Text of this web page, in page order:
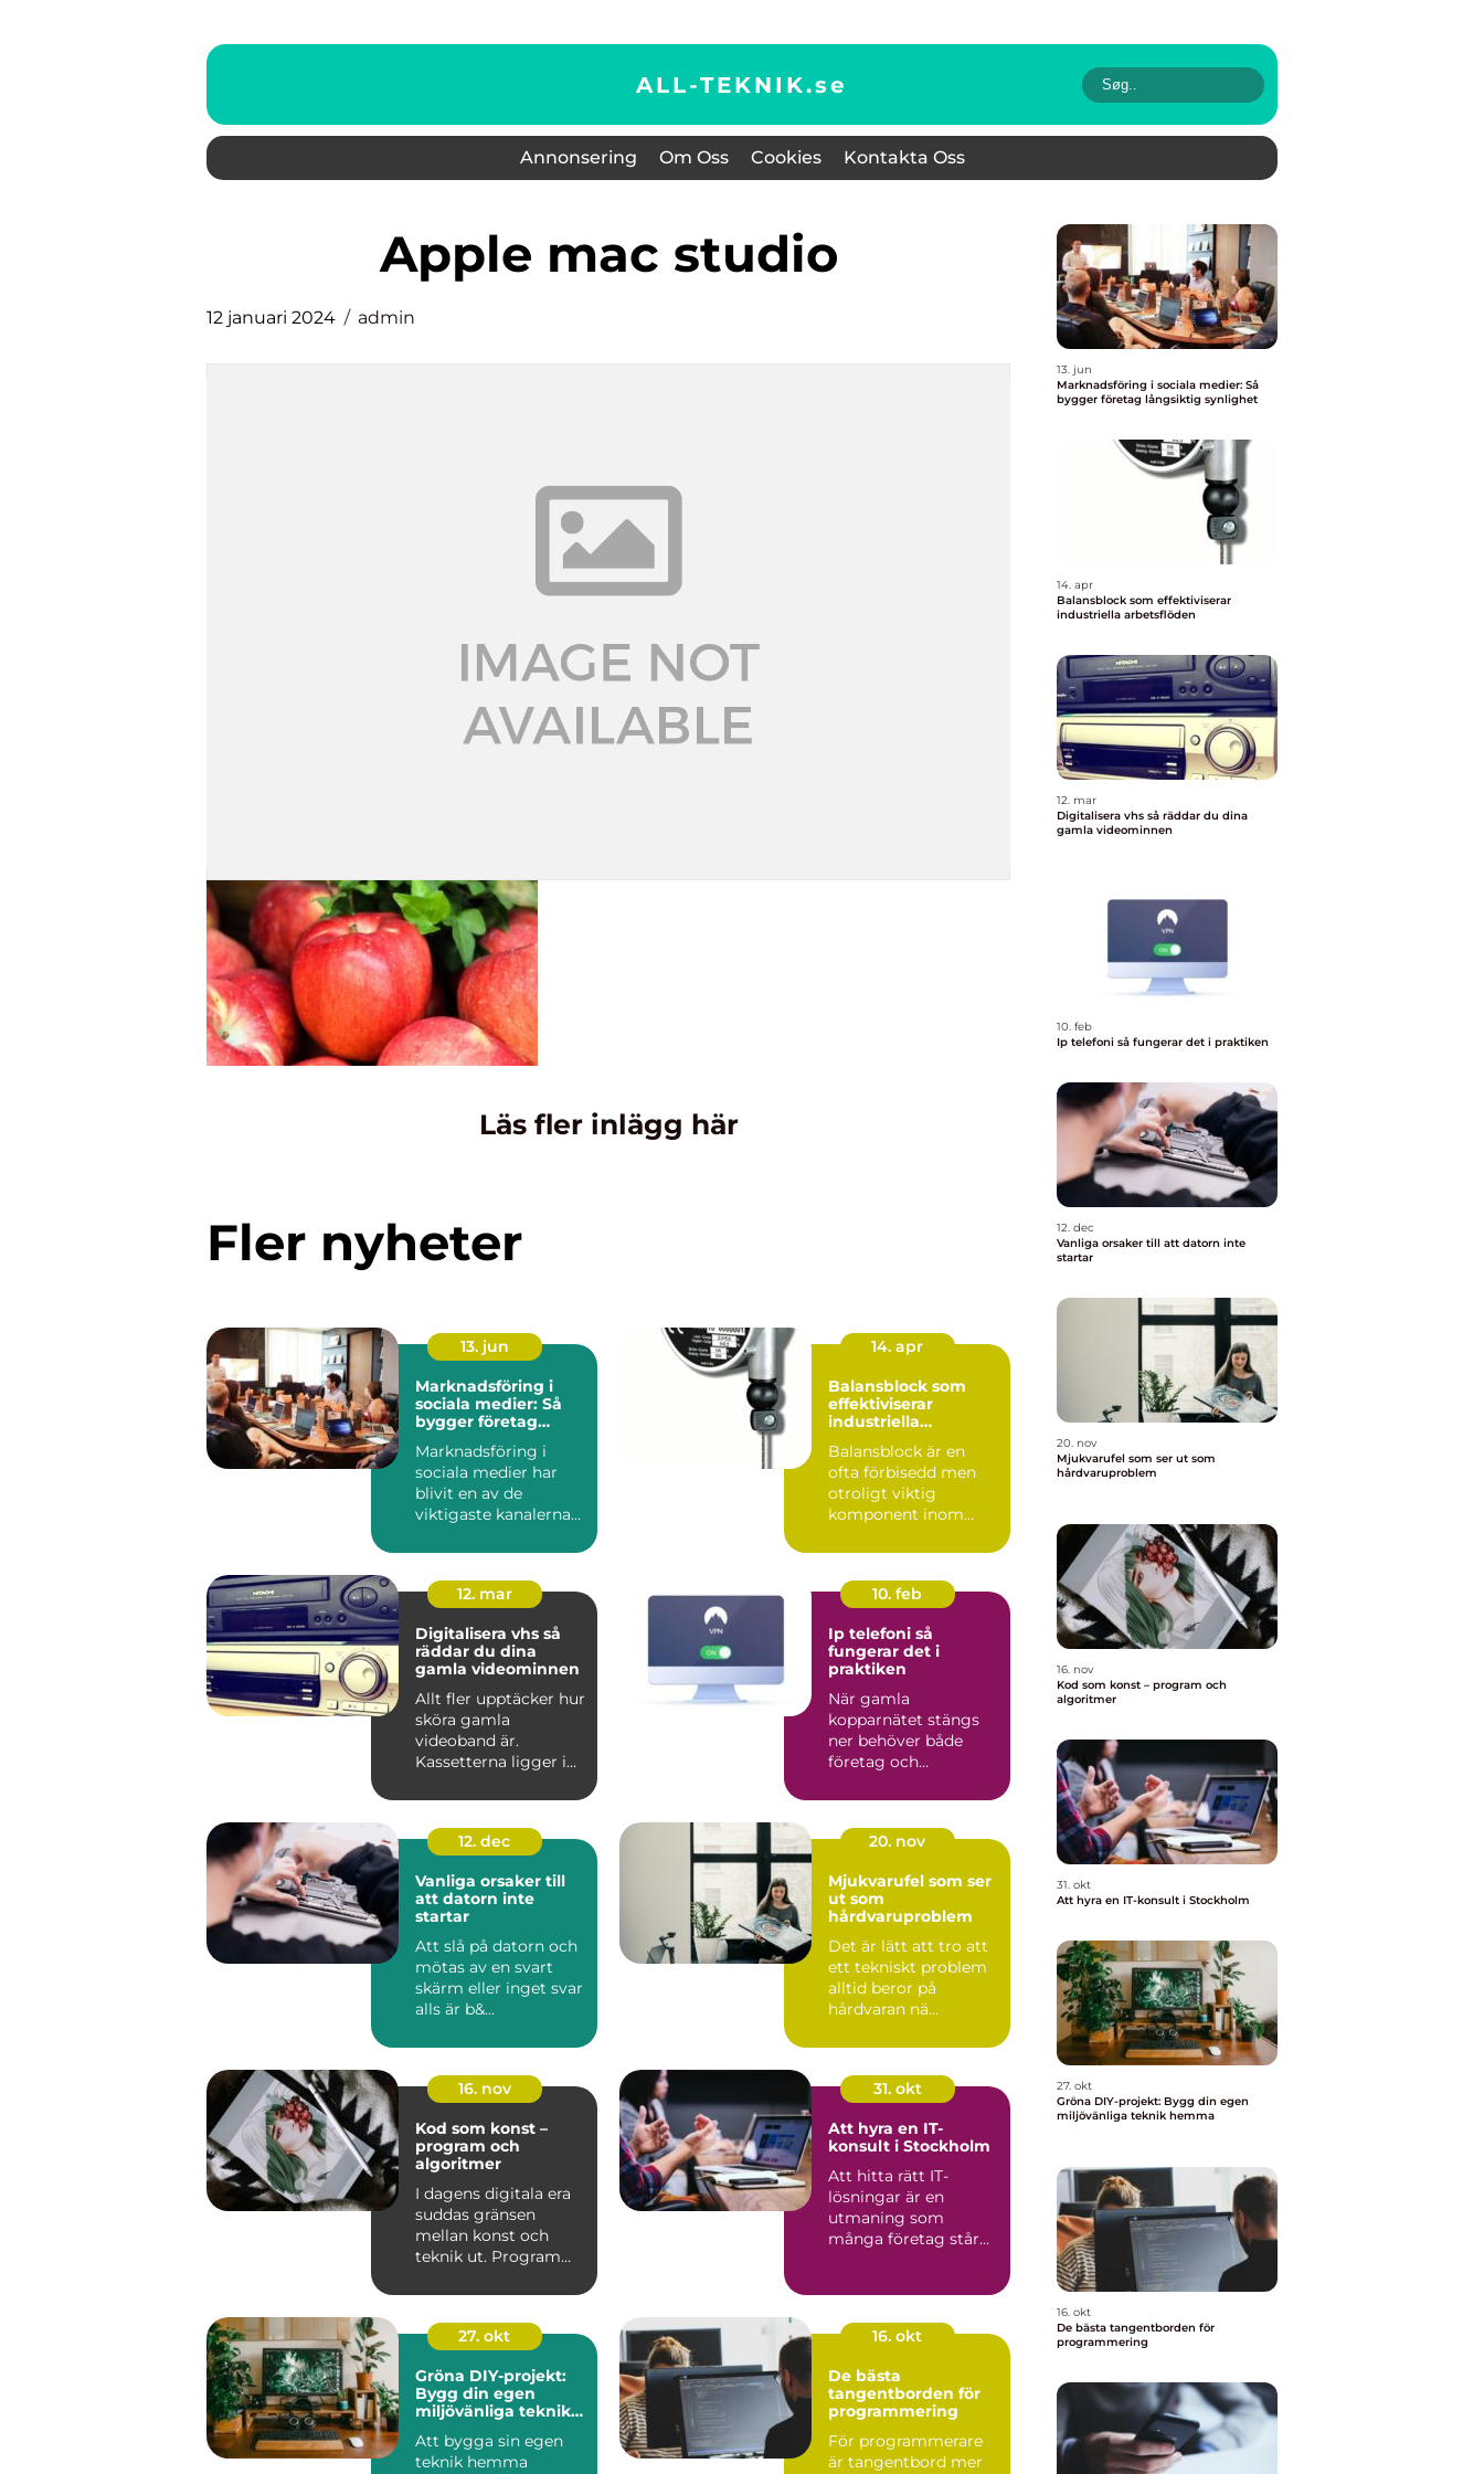
ALL-TEKNIK.se
Annonsering Om Oss Cookies Kontakta Oss
apple mac studio
12 januari 2024 admin
Läs fler inlägg här
Fler nyheter
13. jun
Marknadsföring i
sociala medier: Så
bygger företag
Marknadsföring i
sociala medier har
blivit en av de
viktigaste kanalerna
14. apr
Balansblock som
effektiviserar
industriella
Balansblock är en
ofta förbisedd men
otroligt viktig
komponent inom
12. mar
Digitalisera vhs så
räddar du dina
gamla videominnen
Allt fler upptäcker hur
sköra gamla
videoband är.
Kassetterna ligger i
samtidig...
10. feb
Ip telefoni så
fungerar det i
praktiken
När gamla
kopparnätet stängs
ner behöver både
företag och
över sin telefoni.
Många...
12. dec
Vanliga orsaker till
att datorn inte
startar
Att slå på datorn och
mötas av en svart
skärm eller inget svar
alls är b&...
20. nov
Mjukvarufel som ser
ut som
hårdvaruproblem
Det är lätt att tro att
ett tekniskt problem
alltid beror på
hårdvaran nä...
16. nov
Kod som konst –
program och
algoritmer
I dagens digitala era
suddas gränsen
mellan konst och
teknik ut. Program
ska...
31. okt
Att hyra en IT-
konsult i Stockholm
Att hitta rätt IT-
lösningar är en
utmaning som
många företag står
27. okt
Gröna DIY-projekt:
Bygg din egen
miljövänliga teknik
Att bygga sin egen
teknik hemma
16. okt
De bästa
tangentborden för
programmering
För programmerare
är tangentbord mer
13. jun
Marknadsföring i sociala medier: Så
bygger företag långsiktig synlighet
14. apr
Balansblock som effektiviserar
industriella arbetsflöden
12. mar
Digitalisera vhs så räddar du dina
gamla videominnen
10. feb
Ip telefoni så fungerar det i praktiken
12. dec
Vanliga orsaker till att datorn inte
startar
20. nov
Mjukvarufel som ser ut som
hårdvaruproblem
16. nov
Kod som konst – program och
algoritmer
31. okt
Att hyra en IT-konsult i Stockholm
27. okt
Gröna DIY-projekt: Bygg din egen
miljövänliga teknik hemma
16. okt
De bästa tangentborden för
programmering